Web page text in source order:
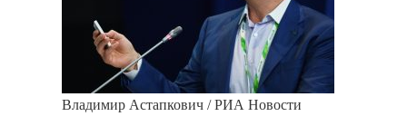
Владимир Астапкович / РИА Новости